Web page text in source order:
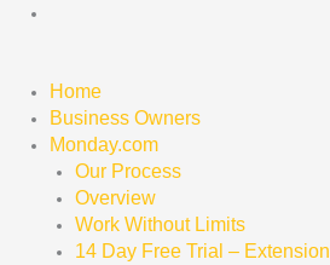
Skip
Home
Business Owners
Monday.com
Our Process
Overview
Work Without Limits
14 Day Free Trial – Extension